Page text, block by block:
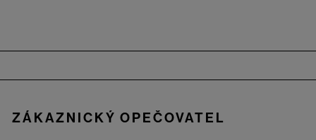
ZÁKAZNICKÝ OPEČOVATEL